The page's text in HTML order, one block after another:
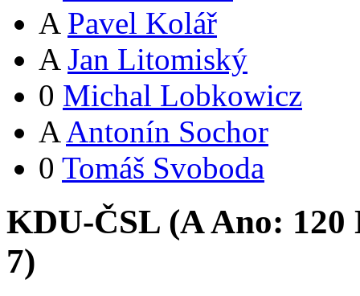
A Pavel Kolář
A Jan Litomiský
0 Michal Lobkowicz
A Antonín Sochor
0 Tomáš Svoboda
KDU-ČSL (AAno: 120
7)